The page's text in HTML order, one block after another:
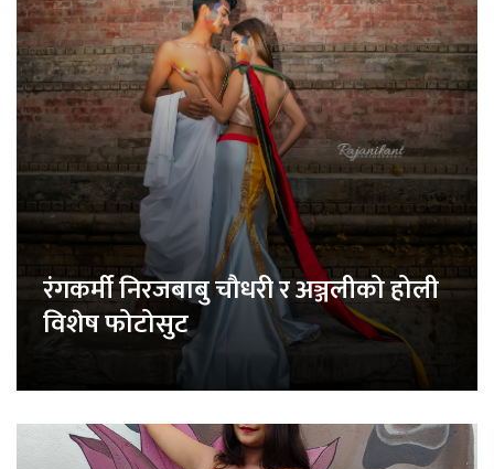
रंगकर्मी निरजबाबु चौधरी र अञ्जलीको होली
विशेष फोटोसुट